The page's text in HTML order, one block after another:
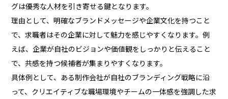
グは優秀な人材を引き寄せる鍵となります。
理由として、明確なブランドメッセージや企業文化を持つこと
で、求職者はその企業に対して魅力を感じやすくなります。例
えば、企業が自社のビジョンや価値観をしっかりと伝えること
で、共感を持つ候補者が集まりやすくなります。
具体例として、ある制作会社が自社のブランディング戦略に沿
って、クリエイティブな職場環境やチームの一体感を強調した求